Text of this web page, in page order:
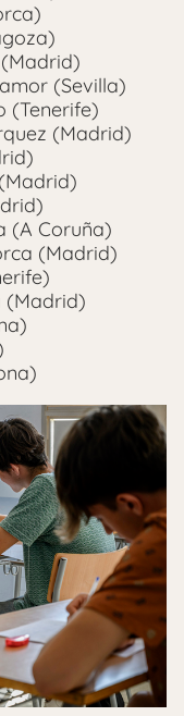
(Sevilla)
(Tenerife)
(Madrid)
(A Coruña)
(Madrid)
(Madrid)